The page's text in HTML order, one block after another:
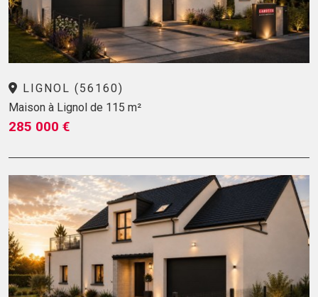
LIGNOL (56160)
Maison à Lignol de 115 m²
285 000 €